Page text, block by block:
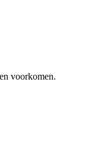
voorkomen.